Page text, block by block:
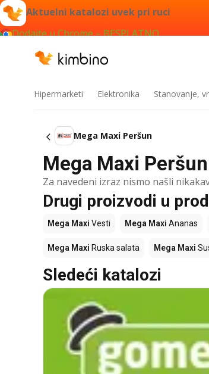
Aktuelni katalozi uvek pri ruci
Dodajte u Chrome – BESPLATNO
Hipermarketi Elektronika Stanovanje,
Mega Maxi Peršun
Mega Maxi
Za navedeni izraz nismo našli
Drugi proizvodi u
Mega Maxi Vesti Mega Maxi Ananas
Mega Maxi Ruska salata Mega Maxi
Sledeći katalozi